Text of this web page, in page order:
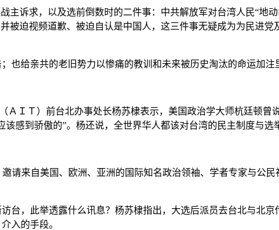
诉求，以及选前倒数时的二件事：中共解放军对台湾人民“地
迫视频道歉、被迫自认是中国人，这三件事无疑成为为民进党
给亲共的老旧势力以惨痛的教训和未来被历史淘汰的命运加注
ＩＴ）前台北办事处长杨苏棣表示，美国政治学大师杭廷顿曾
感到骄傲的”。杨还说，全世界华人都该对台湾的民主制度与选
请来自美国、欧洲、亚洲的国际知名政治领袖、学者专家与公
，此举透露什么讯息？杨苏棣指出，大选后派员去台北与北京
入的手段。